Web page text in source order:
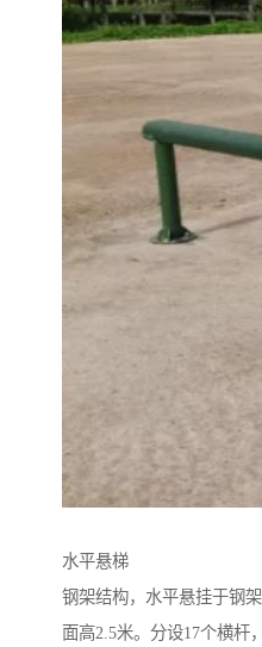
水平悬梯
钢架结构，水平悬挂于钢
面高2.5米。分设17个横杆